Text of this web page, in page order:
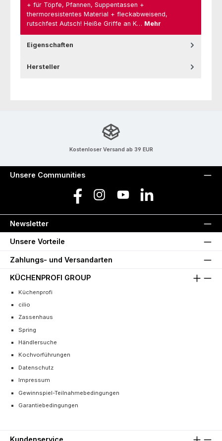
+ für Töpfe, Pfannen, Suppentassen +
thermoresistentes Material + fleckabweisend,
rutschfest Autsch! Heiße Griffe an K… Mehr
Eigenschaften
Hersteller
Kostenloser Versand ab 39 EUR
Unsere Communities
Facebook Instagram YouTube LinkedIn
Newsletter
Unsere Vorteile
Zahlungs- und Versandarten
KÜCHENPROFI GROUP
Küchenprofi
cilio
Zassenhaus
Spring
Händlersuche
Kochvorführungen
Datenschutz
Impressum
Gewinnspiel-Teilnahmebedingungen
Garantiebedingungen
Kundenservice